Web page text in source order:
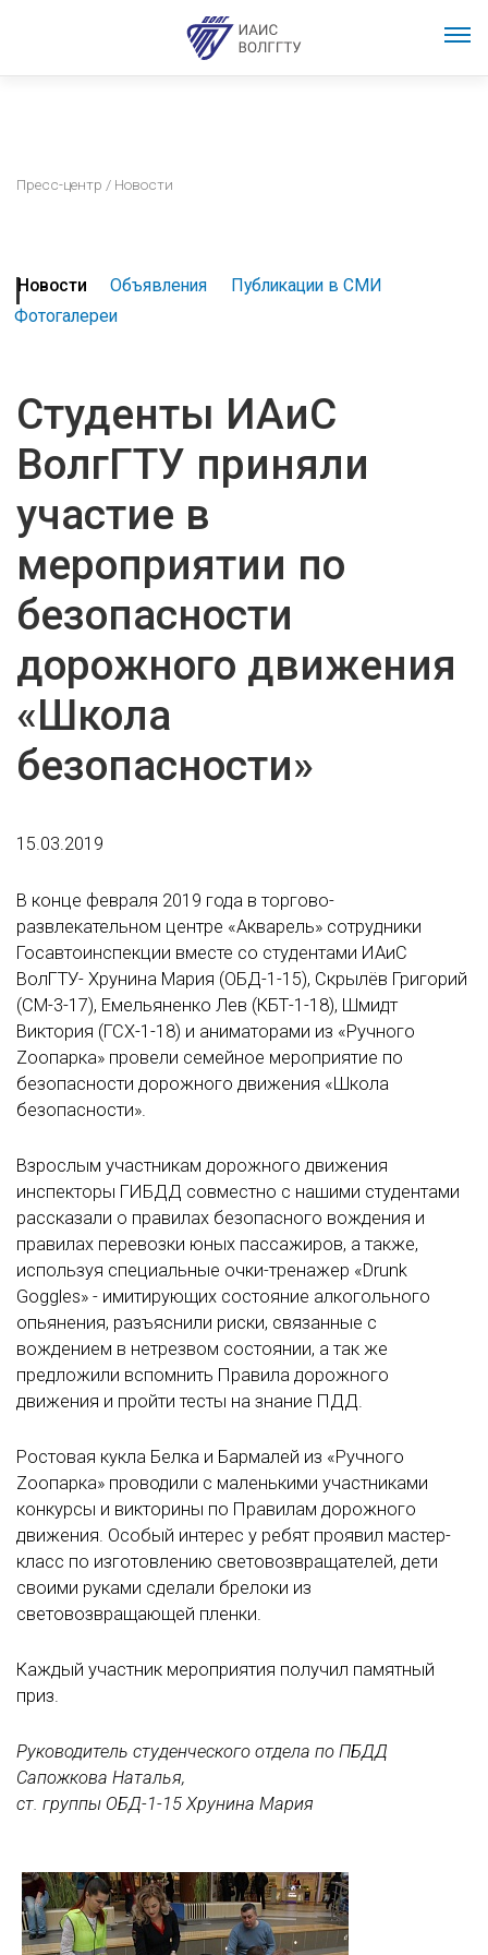
Пресс-центр / Новости
Новости Объявления
Публикации в СМИ
Фотогалереи
Студенты ИАиС
ВолгГТУ приняли
участие в
мероприятии по
безопасности
дорожного движения
«Школа
безопасности»
15.03.2019
В конце февраля 2019 года в торгово-
развлекательном центре «Акварель» сотрудники
Госавтоинспекции вместе со студентами ИАиС
ВолГТУ- Хрунина Мария (ОБД-1-15), Скрылёв Григорий
(СМ-3-17), Емельяненко Лев (КБТ-1-18), Шмидт
Виктория (ГСХ-1-18) и аниматорами из «Ручного
Zоопарка» провели семейное мероприятие по
безопасности дорожного движения «Школа
безопасности».
Взрослым участникам дорожного движения
инспекторы ГИБДД совместно с нашими студентами
рассказали о правилах безопасного вождения и
правилах перевозки юных пассажиров, а также,
используя специальные очки-тренажер «Drunk
Goggles» - имитирующих состояние алкогольного
опьянения, разъяснили риски, связанные с
вождением в нетрезвом состоянии, а так же
предложили вспомнить Правила дорожного
движения и пройти тесты на знание ПДД.
Ростовая кукла Белка и Бармалей из «Ручного
Zоопарка» проводили с маленькими участниками
конкурсы и викторины по Правилам дорожного
движения. Особый интерес у ребят проявил мастер-
класс по изготовлению световозвращателей, дети
своими руками сделали брелоки из
световозвращающей пленки.
Каждый участник мероприятия получил памятный
приз.
Руководитель студенческого отдела по ПБДД
Сапожкова Наталья,
ст. группы ОБД-1-15 Хрунина Мария